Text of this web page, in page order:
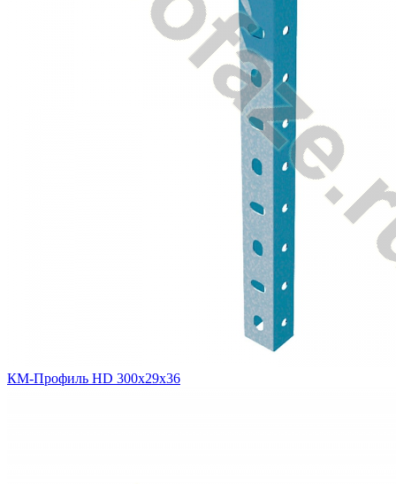
КМ-Профиль HD 300х29х36